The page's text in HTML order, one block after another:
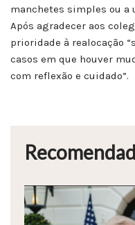
manchetes simples ou a
Após agradecer aos
prioridade à realocação
casos em que houver
com reflexão e cuidado”.